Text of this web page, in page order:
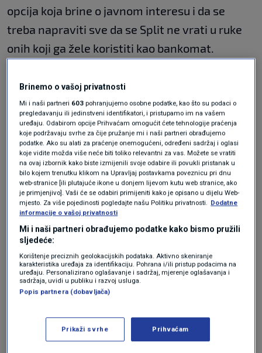
opcija koja brine o javnom interesu i da se
treba napraviti sve da se Split ne vrati u ruke
onih koji ga žele koristiti kao bankomat.
Split. Zadovoljan sam što smo građanima
pokazali sve što smo radili u ove četiri godine,
ali to oni vide i svakodnevno. Predstavili smo
im što ćemo raditi u sljedećem mandatu i
siguran sam da će nam građani u nedjelju
ukazati povjerenje i da ću biti
prvi gradonačelnik koji će u Splitu osvojiti drugi
mandat, te nastaviti sa svim dobrim stvarima
koje radimo za naš grad", izjavio je Puljak.
Sva istraživanja, kaže, pokazuju da će Centar
nastaviti s onim što su radili do sada, te je još
bi mogli nastaviti mijenjati grad na bolje. Na
Brinemo o vašoj privatnosti
Mi i naši partneri 603 pohranjujemo osobne podatke, kao što su podaci o
pregledavanju ili jedinstveni identifikatori, i pristupamo im na vašem
uređaju. Odabirom opcije Prihvaćam omogućit ćete tehnologije praćenja
koje podržavaju svrhe za čije pružanje mi i naši partneri obrađujemo
podatke. Ako su alati za praćenje onemogućeni, određeni sadržaj i oglasi
koje vidite možda više neće biti toliko relevantni za vas. Možete se vratiti
na ovaj izbornik kako biste izmijenili svoje odabire ili povukli pristanak u
bilo kojem trenutku klikom na Upravljaj postavkama poveznicu pri dnu
web-stranice [ili plutajuće ikone u donjem lijevom kutu web stranice, ako
je primjenjivo]. Vaši će se odabiri primijeniti kako je opisano u dijelu Web-
mjesto. Za više pojedinosti pogledajte našu Politiku privatnosti. Dodatne
informacije o vašoj privatnosti
Mi i naši partneri obrađujemo podatke kako bismo pružili
sljedeće:
Korištenje preciznih geolokacijskih podataka. Aktivno skeniranje
karakteristika uređaja za identifikaciju. Pohrana i/ili pristup podacima na
uređaju. Personalizirano oglašavanje i sadržaj, mjerenje oglašavanja i
sadržaja, uvidi u publiku i razvoj usluga.
Popis partnera (dobavljača)
Prikaži svrhe Prihvaćam